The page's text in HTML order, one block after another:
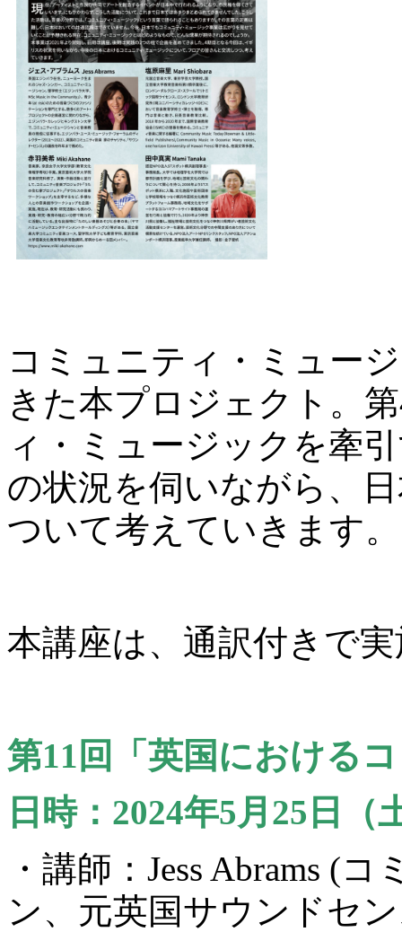
コミュニティ・ミュー
きた本プロジェクト。
ィ・ミュージックを牽
の状況を伺いながら、
ついて考えていきます。
本講座は、通訳付きで
第11回「英国における
日時：2024年5月25日（
・講師：Jess Abrams (
ン、元英国サウンドセ